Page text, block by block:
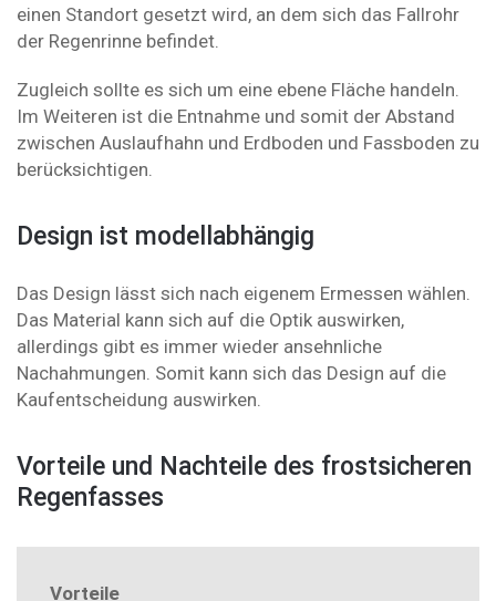
einen Standort gesetzt wird, an dem sich das Fallrohr
der Regenrinne befindet.
Zugleich sollte es sich um eine ebene Fläche handeln.
Im Weiteren ist die Entnahme und somit der Abstand
zwischen Auslaufhahn und Erdboden und Fassboden zu
berücksichtigen.
Design ist modellabhängig
Das Design lässt sich nach eigenem Ermessen wählen.
Das Material kann sich auf die Optik auswirken,
allerdings gibt es immer wieder ansehnliche
Nachahmungen. Somit kann sich das Design auf die
Kaufentscheidung auswirken.
Vorteile und Nachteile des frostsicheren
Regenfasses
Vorteile